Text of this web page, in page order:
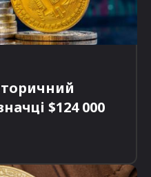
$124 000